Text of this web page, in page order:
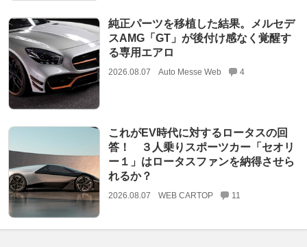
純正パーツを移植した結果。メルセデ
スAMG「GT」が後付け感なく覚醒す
る専用エアロ
2026.08.07 Auto Messe Web 4
これがEV時代に対するロータスの回
答！ ３人乗りスポーツカー「セオリ
ー１」はロータスファンを納得させら
れるか？
2026.08.07 WEB CARTOP 11